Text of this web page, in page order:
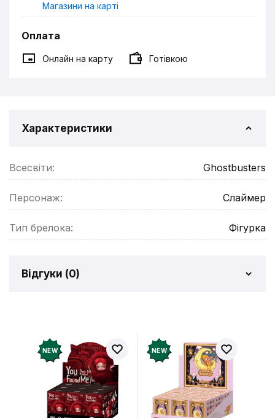
Магазини на карті
Оплата
Онлайн на карту Готівкою
Характеристики
Всесвіти: Ghostbusters
Персонаж: Слаймер
Тип брелока: Фігурка
Відгуки (0)
Додайте відгук і отримайте 50 грн на свій
рахунок
Залишити відгук
NEW NEW